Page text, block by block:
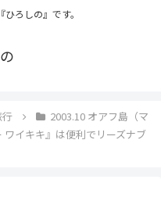
ひろしの』です。
行
2003.10 オアフ島（マ
ワイキキ』は便利でリーズナブ